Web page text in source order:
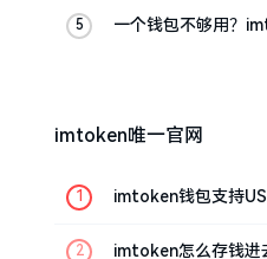
一个钱包不够用？
imtoken唯一官网
imtoken钱包支持
imtoken怎么存钱进